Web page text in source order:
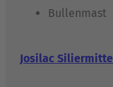
Bullenmast
Josilac